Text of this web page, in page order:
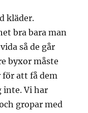
kläder.
bra bara man
så de går
byxor måste
för att få dem
inte. Vi har
gropar med